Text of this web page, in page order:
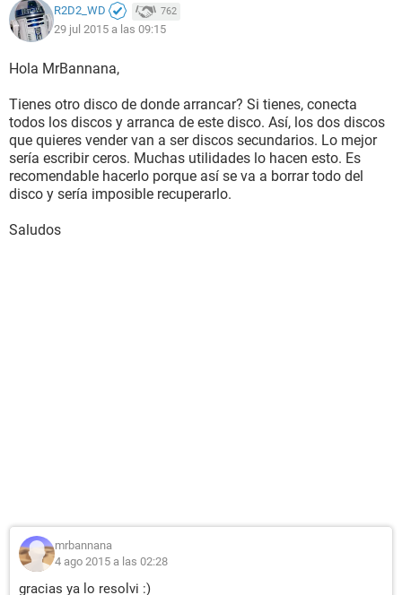
R2D2_WD 762
29 jul 2015 a las 09:15
Hola MrBannana,
Tienes otro disco de donde arrancar? Si tienes, conecta
todos los discos y arranca de este disco. Así, los dos discos
que quieres vender van a ser discos secundarios. Lo mejor
sería escribir ceros. Muchas utilidades lo hacen esto. Es
recomendable hacerlo porque así se va a borrar todo del
disco y sería imposible recuperarlo.
Saludos
mrbannana
4 ago 2015 a las 02:28
gracias ya lo resolvi :)